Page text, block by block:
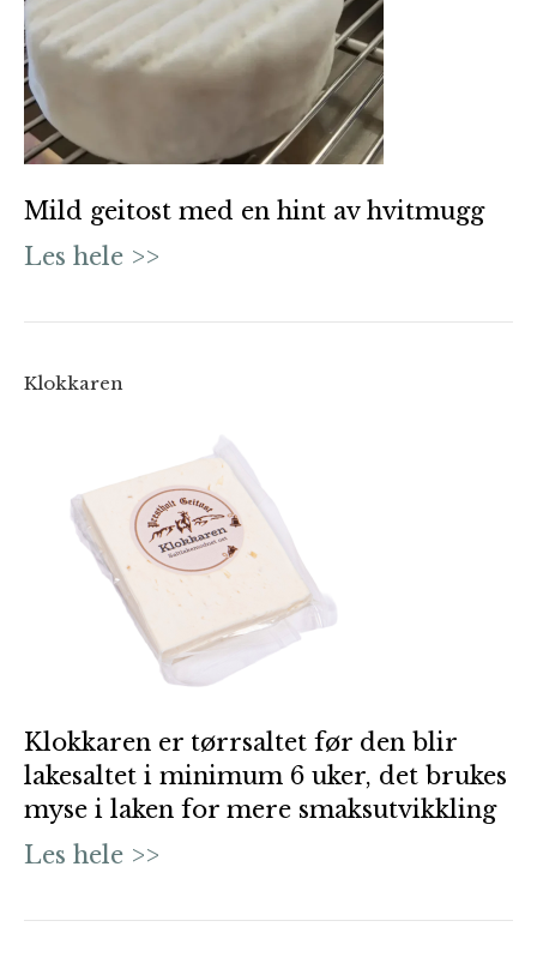
Mild geitost med en hint av hvitmugg
Les hele >>
Klokkaren
Klokkaren er tørrsaltet før den blir
lakesaltet i minimum 6 uker, det brukes
myse i laken for mere smaksutvikkling
Les hele >>